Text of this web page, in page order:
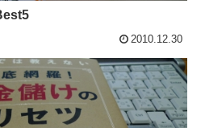
2010.12.30